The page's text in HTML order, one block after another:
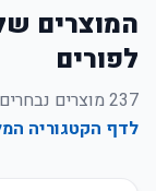
המוצרים
לפורים
237 מוצרים
לדף הקטגוריה